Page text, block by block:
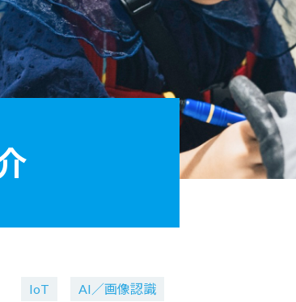
IoT AI／画像認識